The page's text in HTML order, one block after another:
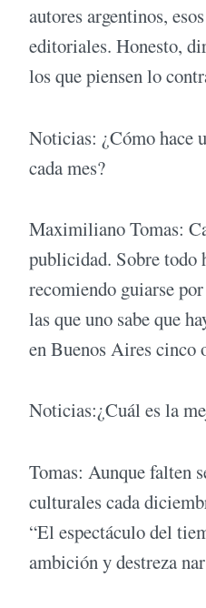
autores argentinos,
editoriales. Honesto,
los que piensen lo
Noticias: ¿Cómo hace
cada mes?
Maximiliano Tomas:
publicidad. Sobre todo
recomiendo guiarse
las que uno sabe que
en Buenos Aires cinco
Noticias:¿Cuál es la
Tomas: Aunque falten
culturales cada
“El espectáculo del
ambición y destreza